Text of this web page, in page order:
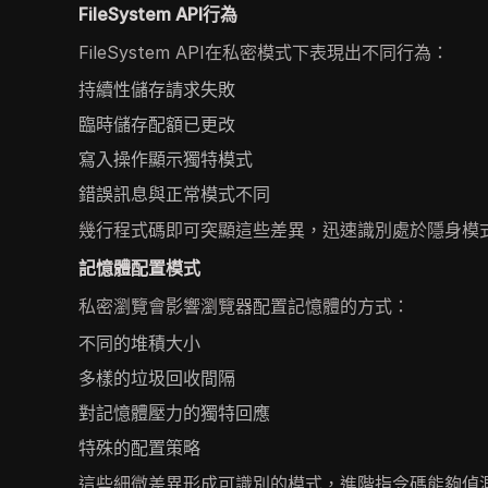
FileSystem API行為
FileSystem API在私密模式下表現出不同行為：
持續性儲存請求失敗
臨時儲存配額已更改
寫入操作顯示獨特模式
錯誤訊息與正常模式不同
幾行程式碼即可突顯這些差異，迅速識別處於隱身模
記憶體配置模式
私密瀏覽會影響瀏覽器配置記憶體的方式：
不同的堆積大小
多樣的垃圾回收間隔
對記憶體壓力的獨特回應
特殊的配置策略
這些細微差異形成可識別的模式，進階指令碼能夠偵